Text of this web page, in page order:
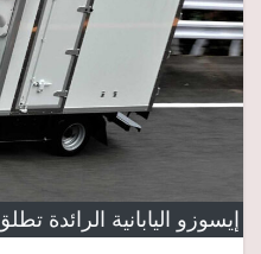
إيسوزو اليابانية الرائدة